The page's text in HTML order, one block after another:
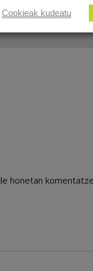
honetan
Cookieak kudeatu